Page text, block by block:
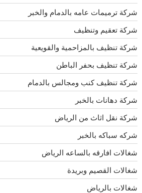
شركة ترميمات عامه بالدمام والخبر
شركة تعقيم وتنظيف
شركة تنظيف بالمزاحمية والقويعية
شركة تنظيف بحفر الباطن
شركة تنظيف كنب ومجالس بالدمام
شركة دهانات بالخبر
شركة نقل اثاث من الرياض
شركه سباكه بالخبر
شغالات افارقه بالساعه الرياض
شغالات القصيم وبريدة
شغالات بالرياض